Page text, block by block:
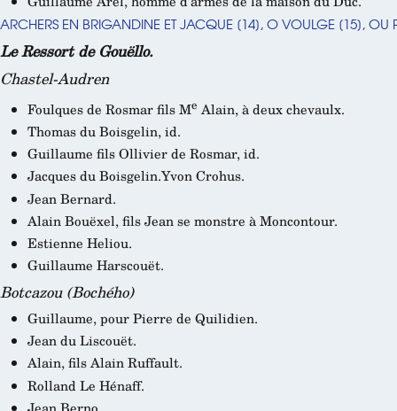
ARCHERS EN BRIGANDINE ET JACQUE [14], O VOULGE [15], OU
Le Ressort de Gouëllo.
Chastel-Audren
Foulques de Rosmar fils Me Alain, à deux chevaulx.
Thomas du Boisgelin, id.
Guillaume fils Ollivier de Rosmar, id.
Jacques du Boisgelin.Yvon Crohus.
Jean Bernard.
Alain Bouëxel, fils Jean se monstre à Moncontour.
Estienne Heliou.
Guillaume Harscouët.
Botcazou (Bochého)
Guillaume, pour Pierre de Quilidien.
Jean du Liscouët.
Alain, fils Alain Ruffault.
Rolland Le Hénaff.